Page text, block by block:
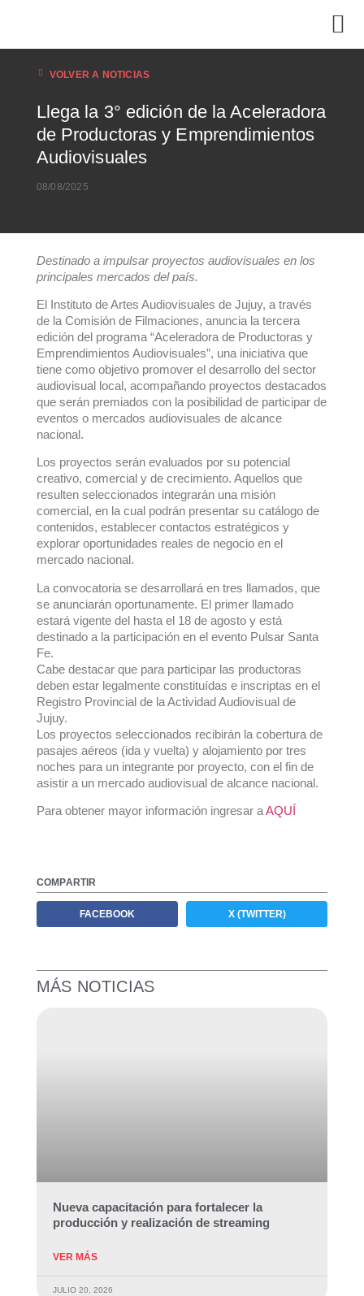
VOLVER A NOTICIAS
Llega la 3° edición de la Aceleradora
de Productoras y Emprendimientos
Audiovisuales
08/08/2025
Destinado a impulsar proyectos audiovisuales en los
principales mercados del país.
El Instituto de Artes Audiovisuales de Jujuy, a través
de la Comisión de Filmaciones, anuncia la tercera
edición del programa “Aceleradora de Productoras y
Emprendimientos Audiovisuales”, una iniciativa que
tiene como objetivo promover el desarrollo del sector
audiovisual local, acompañando proyectos destacados
que serán premiados con la posibilidad de participar de
eventos o mercados audiovisuales de alcance
nacional.
Los proyectos serán evaluados por su potencial
creativo, comercial y de crecimiento. Aquellos que
resulten seleccionados integrarán una misión
comercial, en la cual podrán presentar su catálogo de
contenidos, establecer contactos estratégicos y
explorar oportunidades reales de negocio en el
mercado nacional.
La convocatoria se desarrollará en tres llamados, que
se anunciarán oportunamente. El primer llamado
estará vigente del hasta el 18 de agosto y está
destinado a la participación en el evento Pulsar Santa
Fe.
Cabe destacar que para participar las productoras
deben estar legalmente constituídas e inscriptas en el
Registro Provincial de la Actividad Audiovisual de
Jujuy.
Los proyectos seleccionados recibirán la cobertura de
pasajes aéreos (ida y vuelta) y alojamiento por tres
noches para un integrante por proyecto, con el fin de
asistir a un mercado audiovisual de alcance nacional.
Para obtener mayor información ingresar aAQUÍ
COMPARTIR
FACEBOOK X (TWITTER)
MÁS NOTICIAS
Nueva capacitación para fortalecer la
producción y realización de streaming
VER MÁS
JULIO 20, 2026